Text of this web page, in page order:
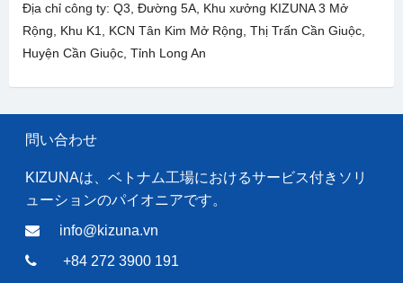
Địa chỉ công ty: ​Q3, Đường 5A, Khu xưởng KIZUNA 3 Mở
Rộng, Khu K1, KCN Tân Kim Mở Rộng, Thị Trấn Cần Giuộc,
Huyện Cần Giuộc, Tỉnh Long An
問い合わせ
KIZUNAは、ベトナム工場におけるサービス付きソリ
ューションのパイオニアです。
info@kizuna.vn
+84 272 3900 191